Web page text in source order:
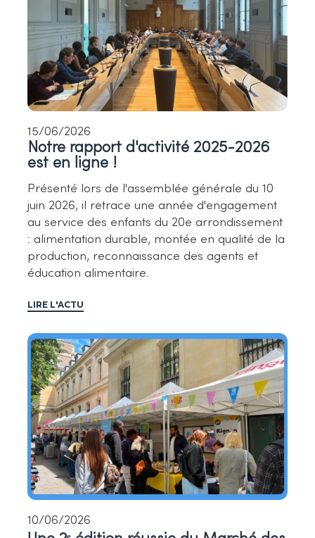
15/06/2026
Notre rapport d'activité 2025-2026
est en ligne !
Présenté lors de l'assemblée générale du 10
juin 2026, il retrace une année d'engagement
au service des enfants du 20e arrondissement
: alimentation durable, montée en qualité de la
production, reconnaissance des agents et
éducation alimentaire.
LIRE L'ACTU
10/06/2026